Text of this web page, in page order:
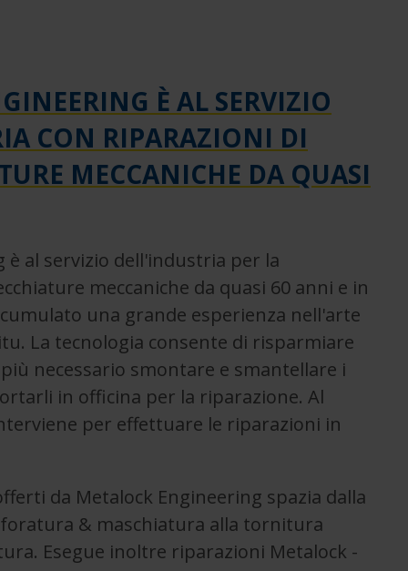
È AL SERVIZIO
CON RIPARAZIONI DI
MECCANICHE DA QUASI
è al servizio dell'industria per la
meccaniche da quasi 60 anni e in
una grande esperienza nell'arte
La tecnologia consente di risparmiare
necessario smontare e smantellare i
in officina per la riparazione. Al
per effettuare le riparazioni in
da Metalock Engineering spazia dalla
& maschiatura alla tornitura
Esegue inoltre riparazioni Metalock -